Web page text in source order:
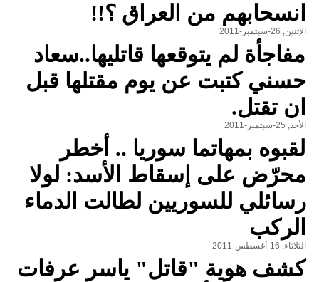
انسحابهم من العراق ؟!!
الإثنين, 26-سبتمبر-2011
مفاجأة لم يتوقعها قاتليها..سعاد
حسني كتبت عن يوم مقتلها قبل
ان تقتل.
الأحد, 25-سبتمبر-2011
لقبوه بمهاتما سوريا .. أخطر
محرّض على إسقاط الأسد: لولا
رسائلي للسوريين لطالت الدماء
الركب
الثلاثاء, 16-أغسطس-2011
كشف هوية "قاتل" ياسر عرفات